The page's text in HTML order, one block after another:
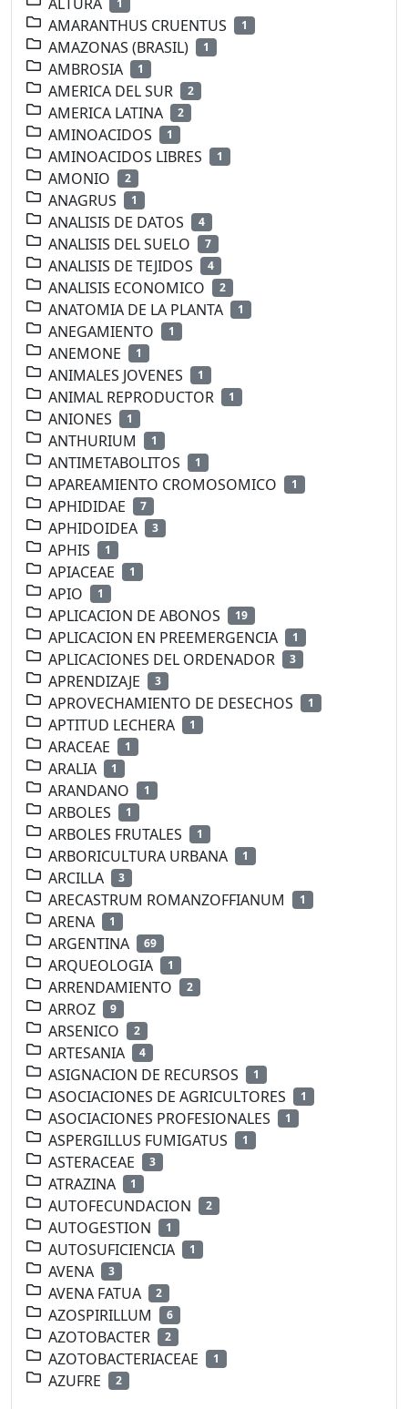
1
AMARANTHUS CRUENTUS 1
AMAZONAS (BRASIL) 1
AMBROSIA 1
AMERICA DEL SUR 2
AMERICA LATINA 2
AMINOACIDOS 1
AMINOACIDOS LIBRES 1
AMONIO 2
ANAGRUS 1
ANALISIS DE DATOS 4
ANALISIS DEL SUELO 7
ANALISIS DE TEJIDOS 4
ANALISIS ECONOMICO 2
ANATOMIA DE LA PLANTA 1
ANEGAMIENTO 1
ANEMONE 1
ANIMALES JOVENES 1
ANIMAL REPRODUCTOR 1
ANIONES 1
ANTHURIUM 1
ANTIMETABOLITOS 1
APAREAMIENTO CROMOSOMICO 1
APHIDIDAE 7
APHIDOIDEA 3
APHIS 1
APIACEAE 1
APIO 1
APLICACION DE ABONOS 19
APLICACION EN PREEMERGENCIA 1
APLICACIONES DEL ORDENADOR 3
APRENDIZAJE 3
APROVECHAMIENTO DE DESECHOS 1
APTITUD LECHERA 1
ARACEAE 1
ARALIA 1
ARANDANO 1
ARBOLES 1
ARBOLES FRUTALES 1
ARBORICULTURA URBANA 1
ARCILLA 3
ARECASTRUM ROMANZOFFIANUM 1
ARENA 1
ARGENTINA 69
ARQUEOLOGIA 1
ARRENDAMIENTO 2
ARROZ 9
ARSENICO 2
ARTESANIA 4
ASIGNACION DE RECURSOS 1
ASOCIACIONES DE AGRICULTORES 1
ASOCIACIONES PROFESIONALES 1
ASPERGILLUS FUMIGATUS 1
ASTERACEAE 3
ATRAZINA 1
AUTOFECUNDACION 2
AUTOGESTION 1
AUTOSUFICIENCIA 1
AVENA 3
AVENA FATUA 2
AZOSPIRILLUM 6
AZOTOBACTER 2
AZOTOBACTERIACEAE 1
AZUFRE 2